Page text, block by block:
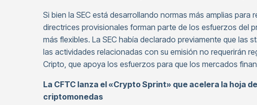
Si bien la SEC está desarrollando normas más amplias
directrices provisionales forman parte de los esfuerzos del
más flexibles. La SEC había declarado previamente que las
las actividades relacionadas con su emisión no requerirán
Cripto, que apoya los esfuerzos para que los mercados
La CFTC lanza el «Crypto Sprint» que acelera la hoja
criptomonedas